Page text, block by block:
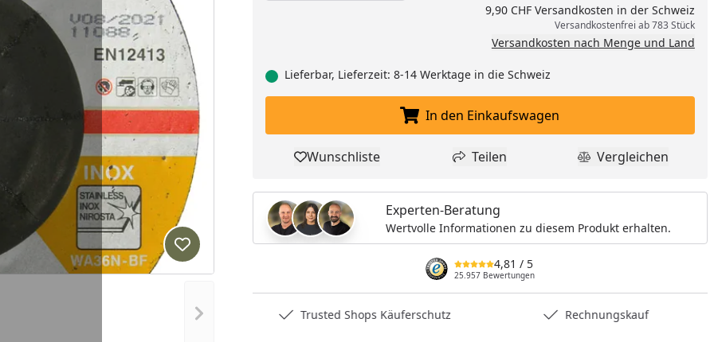
Nächstes Bild anzeigen
Produkt zur Wunschliste hinzufügen
9,90 CHF Versandkosten in der Schweiz
Versandkostenfrei ab 783 Stück
Versandkosten nach Menge und Land
Lieferbar, Lieferzeit: 8-14 Werktage in die Schweiz
In den Einkaufswagen legen
In den Einkaufswagen
Produkt zur Wunschliste hinzufügen
Wunschliste Teilen
Teilen Produkt
Vergleichen
Experten-Beratung
Wertvolle Informationen zu diesem Produkt erhalten.
4,81 / 5
25.957 Bewertungen
Deutschlands bester Händler Trusted Shops Käuferschutz Rechnungskauf